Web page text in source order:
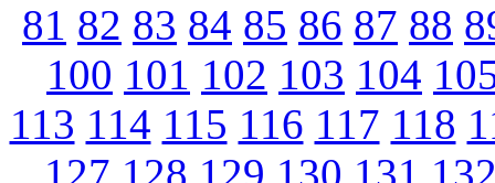
81 82 83 84 85 86 87 88
100 101 102 103 104
113 114 115 116 117 118